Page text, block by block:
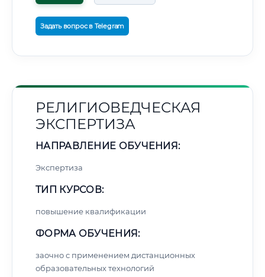
Задать вопрос в Telegram
РЕЛИГИОВЕДЧЕСКАЯ
ЭКСПЕРТИЗА
НАПРАВЛЕНИЕ ОБУЧЕНИЯ:
Экспертиза
ТИП КУРСОВ:
повышение квалификации
ФОРМА ОБУЧЕНИЯ:
заочно с применением дистанционных
образовательных технологий